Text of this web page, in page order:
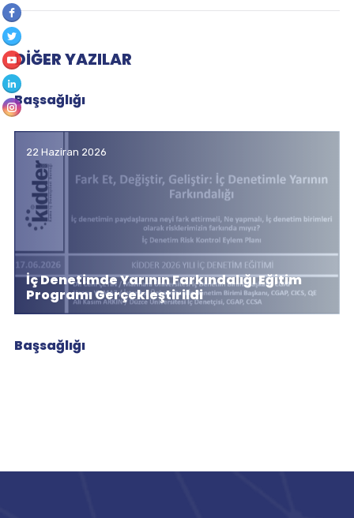
DIĞER YAZILAR
Başsağlığı
22 Haziran 2026
İç Denetimde Yarının Farkındalığı Eğitim
Programı Gerçekleştirildi
Başsağlığı